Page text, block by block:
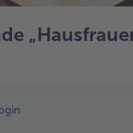
Vielfalt& Feinkost